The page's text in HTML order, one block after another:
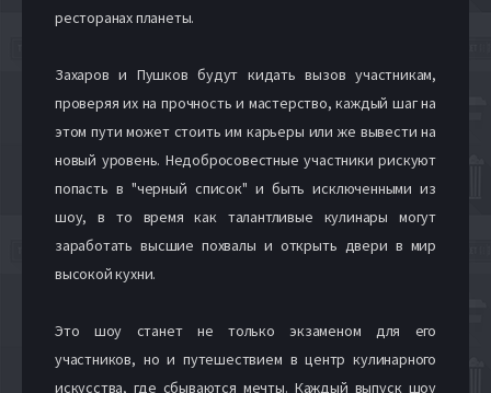
ресторанах планеты.
Захаров и Пушков будут кидать вызов участникам,
проверяя их на прочность и мастерство, каждый шаг на
этом пути может стоить им карьеры или же вывести на
новый уровень. Недобросовестные участники рискуют
попасть в "черный список" и быть исключенными из
шоу, в то время как талантливые кулинары могут
заработать высшие похвалы и открыть двери в мир
высокой кухни.
Это шоу станет не только экзаменом для его
участников, но и путешествием в центр кулинарного
искусства, где сбываются мечты. Каждый выпуск шоу